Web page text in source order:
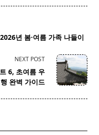
년 봄·여름 가족 나들이
NEXT POST
6, 초여름 우
완벽 가이드